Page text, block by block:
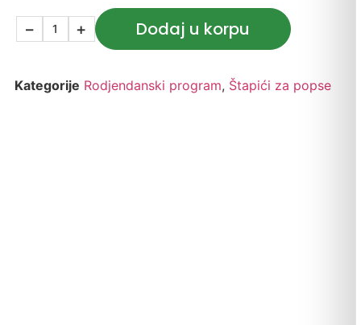
− + Dodaj u korpu
Kategorije Rodjendanski program, Štapići za popse